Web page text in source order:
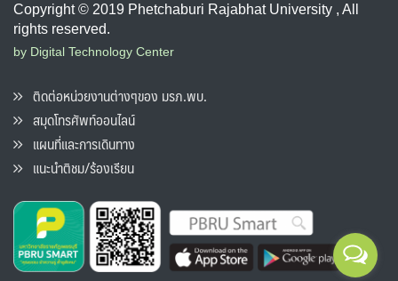
Copyright © 2019 Phetchaburi Rajabhat University , All
rights reserved.
by Digital Technology Center
ติดต่อหน่วยงานต่างๆของ มรภ.พบ.
สมุดโทรศัพท์ออนไลน์
แผนที่และการเดินทาง
แนะนำติชม/ร้องเรียน